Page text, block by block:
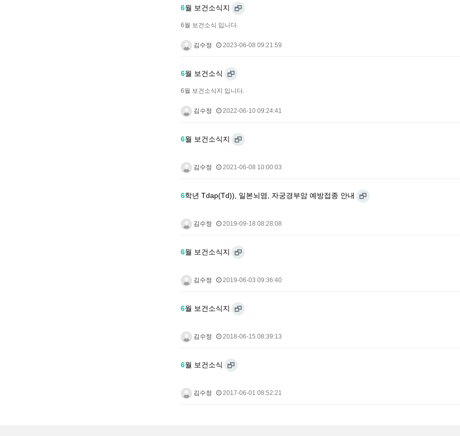
6월 보건소식지
6월 보건소식 입니다.
김수정 2023-06-08 09:21:59
6월 보건소식
6월 보건소식지 입니다.
김수정 2022-06-10 09:24:41
6월 보건소식지
김수정 2021-06-08 10:00:03
6학년 Tdap(Td)), 일본뇌염, 자궁경부암 예방접종 안내
김수정 2019-09-18 08:28:08
6월 보건소식지
김수정 2019-06-03 09:36:40
6월 보건소식지
김수정 2018-06-15 08:39:13
6월 보건소식
김수정 2017-06-01 08:52:21